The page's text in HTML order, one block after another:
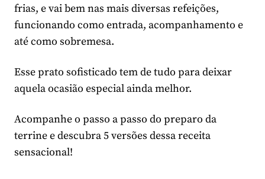
frias, e vai bem nas mais diversas refeições,
funcionando como entrada, acompanhamento e
até como sobremesa.
Esse prato sofisticado tem de tudo para deixar
aquela ocasião especial ainda melhor.
Acompanhe o passo a passo do preparo da
terrine e descubra 5 versões dessa receita
sensacional!